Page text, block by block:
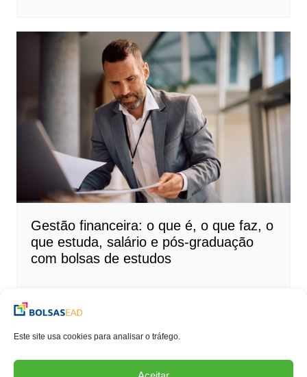
Este site usa cookies para analisar o tráfego.
Gestão financeira: o que é, o que faz, o
que estuda, salário e pós-graduação
com bolsas de estudos